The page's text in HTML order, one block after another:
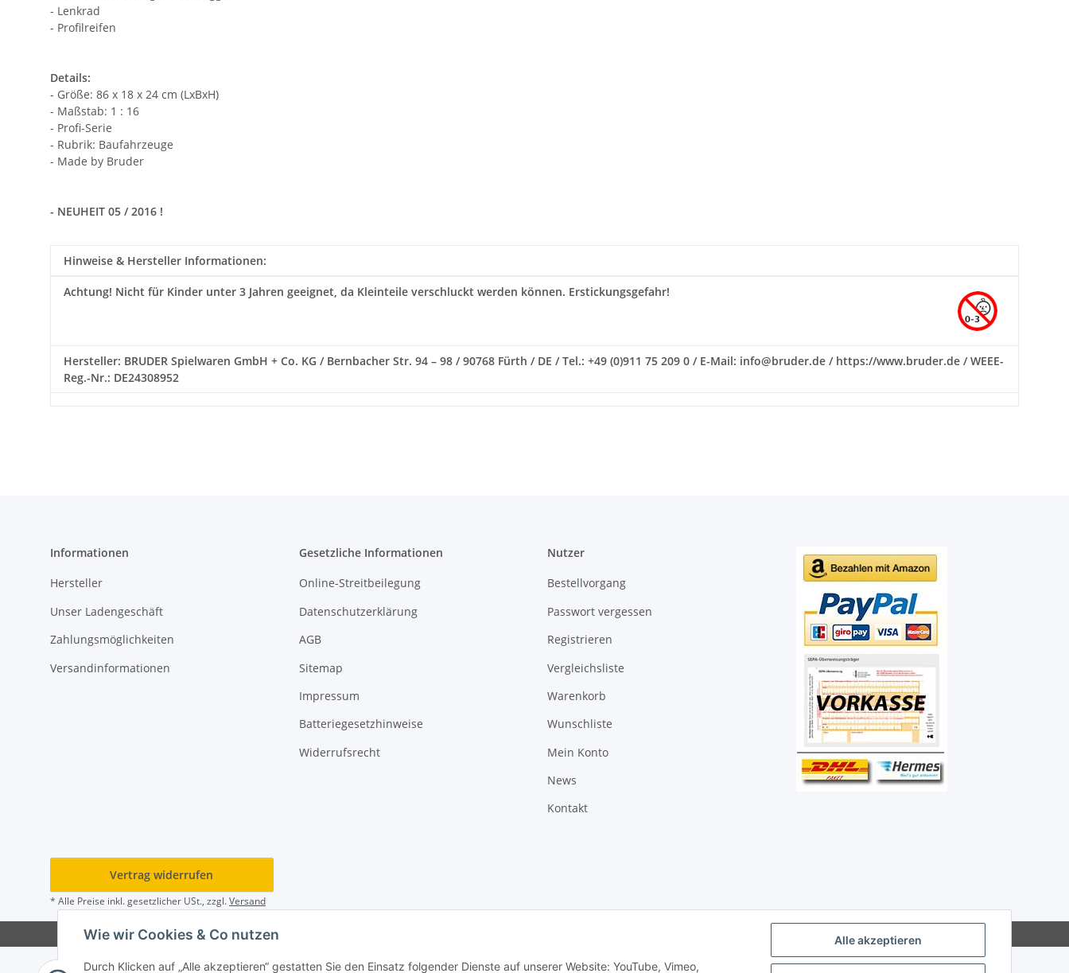
Alle akzeptieren
Wie wir Cookies & Co nutzen
Durch Klicken auf „Alle akzeptieren“ gestatten Sie den Einsatz folgender Dienste auf unserer Website: YouTube, Vimeo,
- Lenkrad
- Profilreifen
Details:
- Größe: 86 x 18 x 24 cm (LxBxH)
- Maßstab: 1 : 16
- Profi-Serie
- Rubrik: Baufahrzeuge
- Made by Bruder
- NEUHEIT 05 / 2016 !
Hinweise & Hersteller Informationen:
Achtung! Nicht für Kinder unter 3 Jahren geeignet, da Kleinteile verschluckt werden können. Erstickungsgefahr!
Hersteller: BRUDER Spielwaren GmbH + Co. KG / Bernbacher Str. 94 – 98 / 90768 Fürth / DE / Tel.: +49 (0)911 75 209 0 / E-Mail: info@bruder.de / https://www.bruder.de / WEEE-
Reg.-Nr.: DE24308952
Informationen
Hersteller
Unser Ladengeschäft
Zahlungsmöglichkeiten
Versandinformationen
Gesetzliche Informationen
Online-Streitbeilegung
Datenschutzerklärung
AGB
Sitemap
Impressum
Batteriegesetzhinweise
Widerrufsrecht
Nutzer
Bestellvorgang
Passwort vergessen
Registrieren
Vergleichsliste
Warenkorb
Wunschliste
Mein Konto
News
Kontakt
Vertrag widerrufen
* Alle Preise inkl. gesetzlicher USt., zzgl.Versand